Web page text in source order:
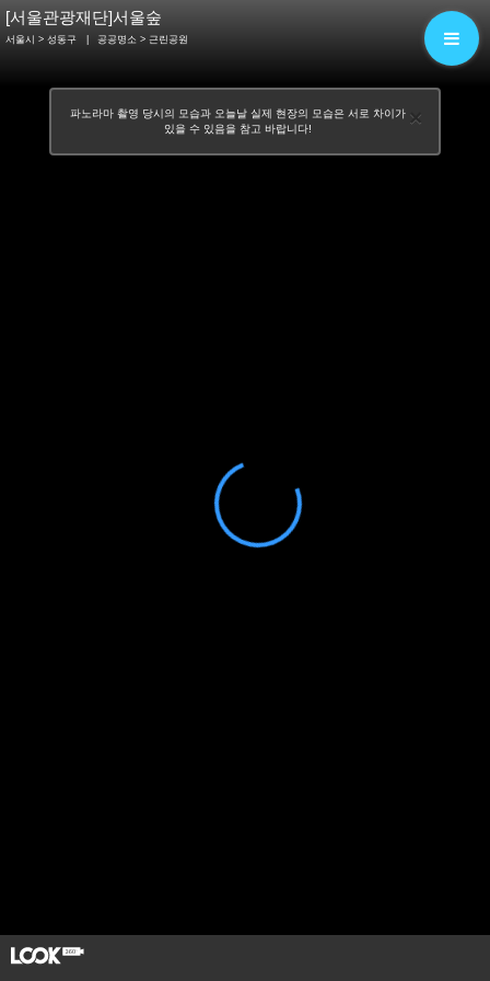
[서울관광재단]서울숲
서울시 > 성동구 공공명소 > 근린공원
×
파노라마 촬영 당시의 모습과 오늘날 실제 현장의 모습은 서로 차이가
있을 수 있음을 참고 바랍니다!